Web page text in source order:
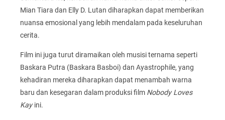
Mian Tiara dan Elly D. Lutan diharapkan dapat memberikan
nuansa emosional yang lebih mendalam pada keseluruhan
cerita.
Film ini juga turut diramaikan oleh musisi ternama seperti
Baskara Putra (Baskara Basboi) dan Ayastrophile, yang
kehadiran mereka diharapkan dapat menambah warna
baru dan kesegaran dalam produksi film Nobody Loves
Kayini.